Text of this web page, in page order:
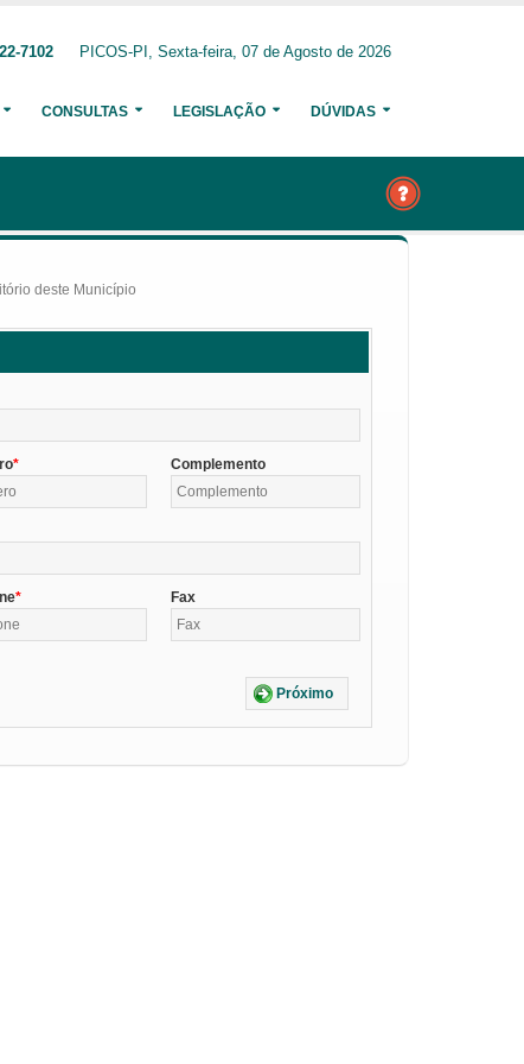
7102 PICOS-PI, Sexta-feira, 07 de Agosto de 2026
CONSULTAS LEGISLAÇÃO DÚVIDAS
deste Município
Complemento
Fax
Próximo